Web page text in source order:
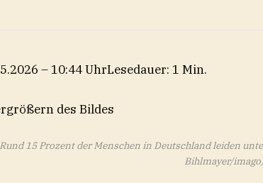
– 10:44 UhrLesedauer: 1 Min.
Rund 15 Prozent der Menschen in Deutschland leiden
Bihlmayer/imago)